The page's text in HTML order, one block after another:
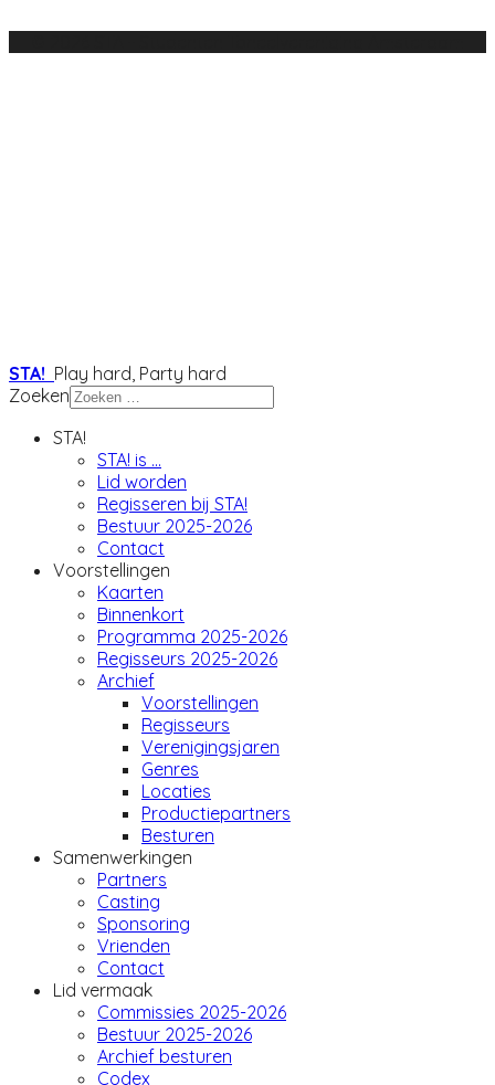
STA! Play hard, Party hard
Zoeken
STA!
STA! is ...
Lid worden
Regisseren bij STA!
Bestuur 2025-2026
Contact
Voorstellingen
Kaarten
Binnenkort
Programma 2025-2026
Regisseurs 2025-2026
Archief
Voorstellingen
Regisseurs
Verenigingsjaren
Genres
Locaties
Productiepartners
Besturen
Samenwerkingen
Partners
Casting
Sponsoring
Vrienden
Contact
Lid vermaak
Commissies 2025-2026
Bestuur 2025-2026
Archief besturen
Codex